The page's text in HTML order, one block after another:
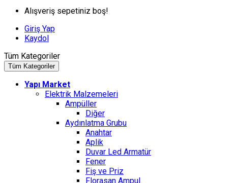
Alışveriş sepetiniz boş!
Giriş Yap
Kaydol
Tüm Kategoriler
Tüm Kategoriler
Yapı Market
Elektrik Malzemeleri
Ampüller
Diğer
Aydınlatma Grubu
Anahtar
Aplik
Duvar Led Armatür
Fener
Fiş ve Priz
Florasan Ampul